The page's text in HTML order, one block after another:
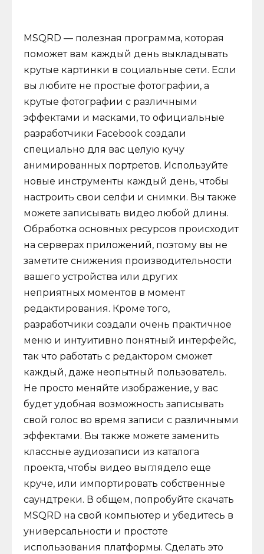
MSQRD — полезная программа, которая
поможет вам каждый день выкладывать
крутые картинки в социальные сети. Если
вы любите не простые фотографии, а
крутые фотографии с различными
эффектами и масками, то официальные
разработчики Facebook создали
специально для вас целую кучу
анимированных портретов. Используйте
новые инструменты каждый день, чтобы
настроить свои селфи и снимки. Вы также
можете записывать видео любой длины.
Обработка основных ресурсов происходит
на серверах приложений, поэтому вы не
заметите снижения производительности
вашего устройства или других
неприятных моментов в момент
редактирования. Кроме того,
разработчики создали очень практичное
меню и интуитивно понятный интерфейс,
так что работать с редактором сможет
каждый, даже неопытный пользователь.
Не просто меняйте изображение, у вас
будет удобная возможность записывать
свой голос во время записи с различными
эффектами. Вы также можете заменить
классные аудиозаписи из каталога
проекта, чтобы видео выглядело еще
круче, или импортировать собственные
саундтреки. В общем, попробуйте скачать
MSQRD на свой компьютер и убедитесь в
универсальности и простоте
использования платформы. Сделать это